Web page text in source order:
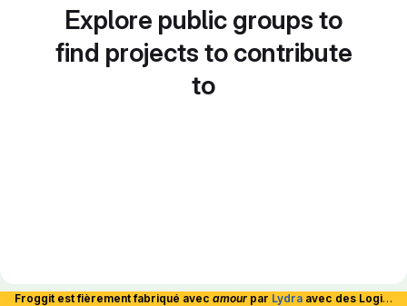
Explore public groups to
find projects to contribute
to
Froggit est fièrement fabriqué avec amour par Lydra avec des Logiciels Libres et hébergé en